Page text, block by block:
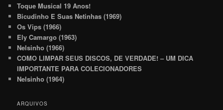
Toque Musical 19 Anos!
Bicudinho E Suas Netinhas (1969)
Os Vips (1966)
Ely Camargo (1963)
Nelsinho (1966)
COMO LIMPAR SEUS DISCOS, DE VERDADE! – UM DICA
IMPORTANTE PARA COLECIONADORES
Nelsinho (1964)
ARQUIVOS